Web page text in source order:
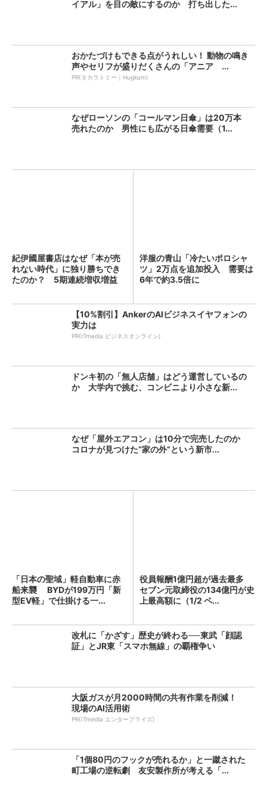
イアル」を目の敵にするのか 打ち出した...
おかたづけもできる点がうれしい！ 動物の鳴き
声やセリフが盛りだくさんの「アニア ...
PR(タカラトミー｜Hugkum)
なぜローソンの「コールマン日傘」は20万本
売れたのか 男性にも広がる日傘需要（1...
紀伊國屋書店はなぜ「本が売
れない時代」に独り勝ちでき
たのか？ 5期連続増収増益
洋服の青山「冷たいポロシャ
ツ」2万点を追加投入 需要は
6年で約3.5倍に
【10%割引】AnkerのAIビジネスイヤフォンの
実力は
PR(ITmedia ビジネスオンライン)
ドンキ初の「無人店舗」はどう運営しているの
か 大学内で挑む、コンビニより小さな新...
なぜ「屋外エアコン」は10分で完売したのか
コロナが見つけた“家の外”という新市...
「日本の聖域」軽自動車に赤
船来襲 BYDが199万円「新
型EV軽」で仕掛ける一...
役員報酬1億円超が過去最多
セブン元取締役の134億円が史
上最高額に（1/2 ペ...
改札に「かざす」歴史が終わる──東武「顔認
証」とJR東「スマホ無線」の覇権争い
大阪ガスが月2000時間の共有作業を削減！
現場のAI活用術
PR(ITmedia エンタープライズ)
「1個80円のフックが売れるか」と一蹴された
町工場の逆転劇 友安製作所が考える「...